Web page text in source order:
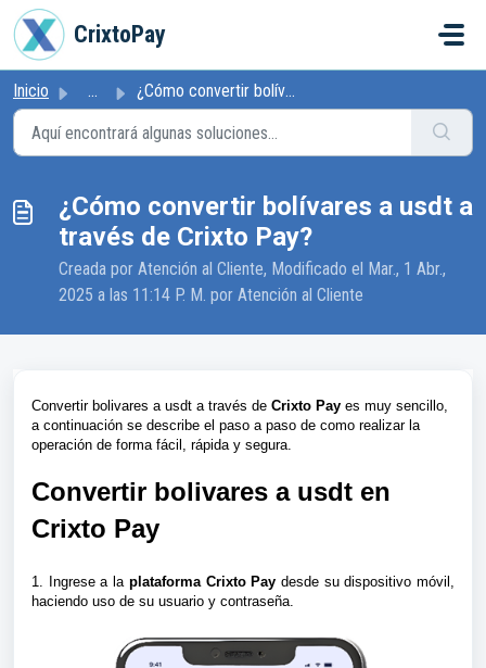
Ir al contenido principal
CrixtoPay
Inicio ... ¿Cómo convertir bolívares a usdt a través de Crixto Pay?
¿Cómo convertir bolívares a usdt a
través de Crixto Pay?
Creada por Atención al Cliente, Modificado el Mar., 1 Abr.,
2025 a las 11:14 P. M. por Atención al Cliente
Convertir bolivares a usdt a través de Crixto Pay es muy sencillo,
a continuación se describe el paso a paso de como realizar la
operación de forma fácil, rápida y segura.
Convertir bolivares a usdt en
Crixto Pay
1. Ingrese a laplataforma Crixto Pay desde su dispositivo móvil,
haciendo uso de su usuario y contraseña.